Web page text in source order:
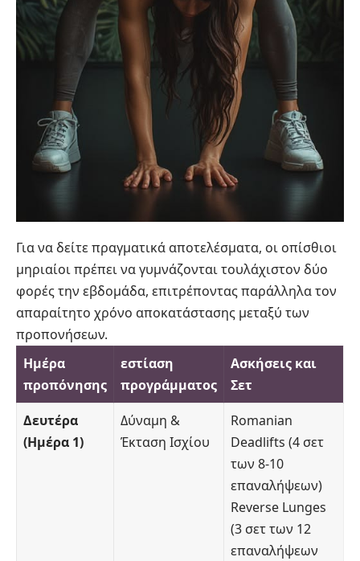
Για να δείτε πραγματικά αποτελέσματα, οι οπίσθιοι
μηριαίοι πρέπει να γυμνάζονται τουλάχιστον δύο
φορές την εβδομάδα, επιτρέποντας παράλληλα τον
απαραίτητο χρόνο αποκατάστασης μεταξύ των
προπονήσεων.
Ημέρα
προπόνησης
εστίαση
προγράμματος
Ασκήσεις και
Σετ
Δευτέρα
(Ημέρα 1)
Δύναμη &
Έκταση Ισχίου
Romanian
Deadlifts (4 σετ
των 8-10
επαναλήψεων)
Reverse Lunges
(3 σετ των 12
επαναλήψεων